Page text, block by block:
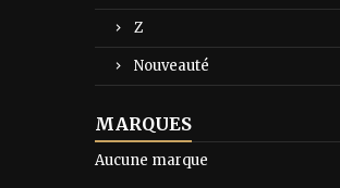
Z
Nouveauté
MARQUES
Aucune marque